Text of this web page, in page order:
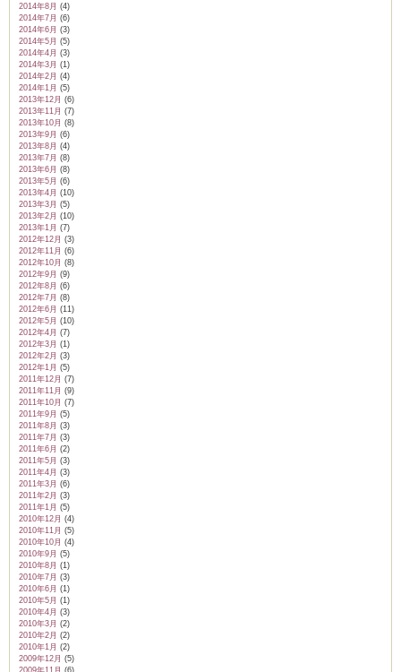
2014年8月 (4)
2014年7月 (6)
2014年6月 (3)
2014年5月 (5)
2014年4月 (3)
2014年3月 (1)
2014年2月 (4)
2014年1月 (5)
2013年12月 (6)
2013年11月 (7)
2013年10月 (8)
2013年9月 (6)
2013年8月 (4)
2013年7月 (8)
2013年6月 (8)
2013年5月 (6)
2013年4月 (10)
2013年3月 (5)
2013年2月 (10)
2013年1月 (7)
2012年12月 (3)
2012年11月 (6)
2012年10月 (8)
2012年9月 (9)
2012年8月 (6)
2012年7月 (8)
2012年6月 (11)
2012年5月 (10)
2012年4月 (7)
2012年3月 (1)
2012年2月 (3)
2012年1月 (5)
2011年12月 (7)
2011年11月 (9)
2011年10月 (7)
2011年9月 (5)
2011年8月 (3)
2011年7月 (3)
2011年6月 (2)
2011年5月 (3)
2011年4月 (3)
2011年3月 (6)
2011年2月 (3)
2011年1月 (5)
2010年12月 (4)
2010年11月 (5)
2010年10月 (4)
2010年9月 (5)
2010年8月 (1)
2010年7月 (3)
2010年6月 (1)
2010年5月 (1)
2010年4月 (3)
2010年3月 (2)
2010年2月 (2)
2010年1月 (2)
2009年12月 (5)
2009年11月 (6)